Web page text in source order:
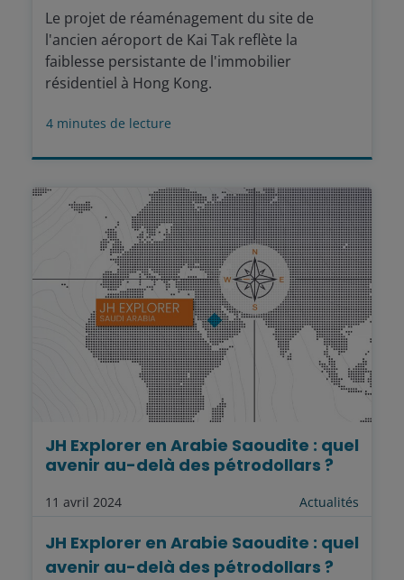
Le projet de réaménagement du site de
l'ancien aéroport de Kai Tak reflète la
faiblesse persistante de l'immobilier
résidentiel à Hong Kong.
4 minutes de lecture
11 avril 2024 Actualités
JH Explorer en Arabie Saoudite : quel
avenir au-delà des pétrodollars ?
JH Explorer en Arabie Saoudite : quel
avenir au-delà des pétrodollars ?